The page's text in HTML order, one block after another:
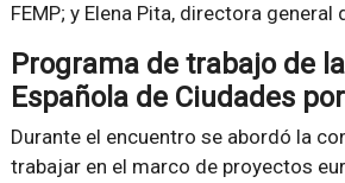
FEMP; y Elena Pita, directora general
Programa de trabajo de
Española de Ciudades
Durante el encuentro se abordó la
trabajar en el marco de proyectos